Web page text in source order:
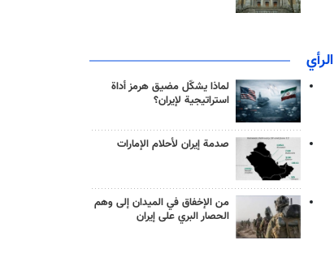
الرأي
لماذا يشكّل مضيق هرمز أداة
استراتيجية لإيران؟
صدمة إيران لأحلام الإمارات
من الإخفاق في الميدان إلى وهم
الحصار البري على إيران